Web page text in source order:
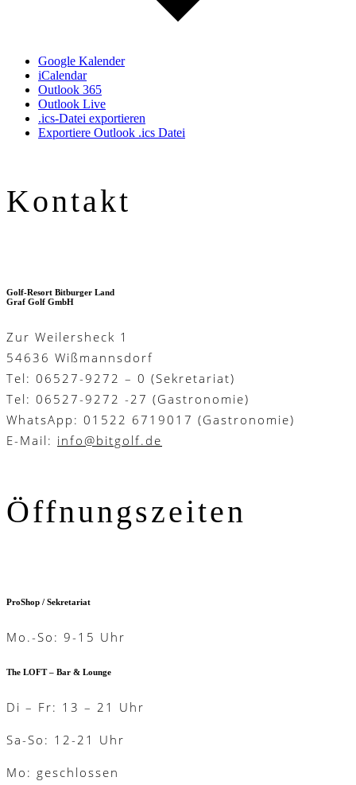
Google Kalender
iCalendar
Outlook 365
Outlook Live
.ics-Datei exportieren
Exportiere Outlook .ics Datei
Kontakt
Golf-Resort Bitburger Land
Graf Golf GmbH
Zur Weilersheck 1
54636 Wißmannsdorf
Tel: 06527-9272 – 0 (Sekretariat)
Tel: 06527-9272 -27 (Gastronomie)
WhatsApp: 01522 6719017 (Gastronomie)
E-Mail: info@bitgolf.de
Öffnungszeiten
ProShop / Sekretariat
Mo.-So: 9-15 Uhr
The LOFT – Bar & Lounge
Di – Fr: 13 – 21 Uhr
Sa-So: 12-21 Uhr
Mo: geschlossen